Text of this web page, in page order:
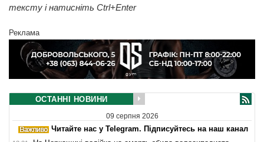
тексту і натисніть Ctrl+Enter
Реклама
ОСТАННІ НОВИНИ
09 серпня 2026
Читайте нас у Telegram. Підписуйтесь на наш канал